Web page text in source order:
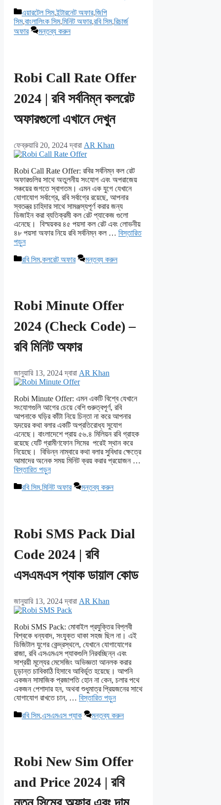
বিভাগ
সমূহ
এয়ারটেল সিম,ইন্টারনেট অফার,জিপি
সিম,বাংলালিংক সিম,মিনিট অফার,রবি সিম,রিচার্জ
অফার
মন্তব্য করুন
Robi Call Rate Offer
2024 | রবি সর্বনিম্ন কলরেট
অফারগুলো এখানে দেখুন
ফেব্রুয়ারি 20, 2024 দ্বারা AR Khan
Robi Call Rate Offer: রবির সর্বনিম্ন কল রেট
অফারগুলির সাথে অতুলনীয় সংযোগ এবং অপরাজেয়
সঞ্চয়ের জগতে স্বাগতম। এমন এক যুগে যেখানে
যোগাযোগ সর্বাগ্রে, রবি সর্বাগ্রে রয়েছে, আপনার
স্বতন্ত্র চাহিদার সাথে সামঞ্জস্যপূর্ণ করার জন্য
ডিজাইন করা ব্যতিক্রমী কল রেট প্যাকেজ গুলো
এনেছে। বিস্ময়কর ৪৫ পয়সা কল রেট এবং লোভনীয়
৪৮ পয়সা অফার নিয়ে রবি সর্বনিম্ন কল … বিস্তারিত
পড়ুন
বিভাগ
রবি সিম,কলরেট অফার মন্তব্য করুন
Robi Minute Offer
2024 (Check Code) –
রবি মিনিট অফার
জানুয়ারি 13, 2024 দ্বারা AR Khan
Robi Minute Offer: এমন একটি বিশ্বে যেখানে
সংযোগগুলি আগের চেয়ে বেশি গুরুত্বপূর্ণ, রবি
আপনাকে ঘড়ির কাঁটা নিয়ে চিন্তা না করে আপনার
হৃদয়ের কথা বলার একটি অপ্রতিরোধ্য সুযোগ
এনেছে। বাংলাদেশে প্রায় ৫৬.৪ মিলিয়ন রবি গ্রাহক
রয়েছে যেটি গ্রামীণফোন সিমের পরেই স্থান করে
নিয়েছে। বিভিন্ন নাম্বারে কথা বলার সুবিধার ক্ষেত্রে
আমাদের অনেক সময় মিনিট ক্রয় করার প্রয়োজন …
বিস্তারিত পড়ুন
বিভাগ
রবি সিম,মিনিট অফার মন্তব্য করুন
Robi SMS Pack Dial
Code 2024 | রবি
এসএমএস প্যাক ডায়াল কোড
জানুয়ারি 13, 2024 দ্বারা AR Khan
Robi SMS Pack: মোবাইল প্রযুক্তির বিপ্লবী
বিশ্বকে ধন্যবাদ, সংযুক্ত থাকা সহজ ছিল না। এই
ডিজিটাল যুগের কেন্দ্রস্থলে, যেখানে যোগাযোগের
রাজা, রবি এসএমএস প্যাকগুলি নিরবচ্ছিন্ন এবং
সাশ্রয়ী মূল্যের মেসেজিং অভিজ্ঞতা আনলক করার
চূড়ান্ত চাবিকাঠি হিসাবে আবির্ভূত হয়েছে। আপনি
একজন সামাজিক প্রজাপতি হোন না কেন, চলার পথে
একজন পেশাদার হন, অথবা শুধুমাত্র প্রিয়জনের সাথে
যোগাযোগ রাখতে চান, … বিস্তারিত পড়ুন
বিভাগ
রবি সিম,এসএমএস প্যাক মন্তব্য করুন
Robi New Sim Offer
and Price 2024 | রবি